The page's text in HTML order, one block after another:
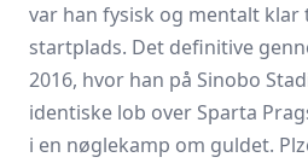
var han fysisk og mentalt
startplads. Det definitive
2016, hvor han på Sinobo
identiske lob over Sparta
i en nøglekamp om guldet.